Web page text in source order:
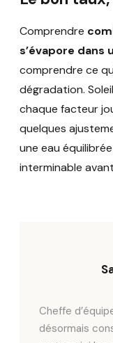
Comprendre
s’évapore dans
comprendre ce
dégradation.
chaque facteur
quelques
une eau
interminable
Cheffe
désormais